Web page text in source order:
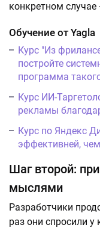
конкретном
Обучение от Yagla
Курс "Из
постройте
программа
Курс ИИ-
рекламы
Курс по Яндекс
эффективней,
Шаг второй:
мыслями
Разработчики
раз они спросили